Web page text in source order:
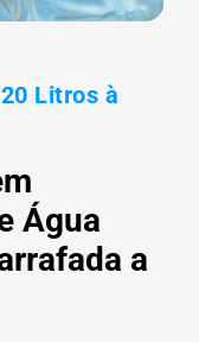
Litros à
Água
a